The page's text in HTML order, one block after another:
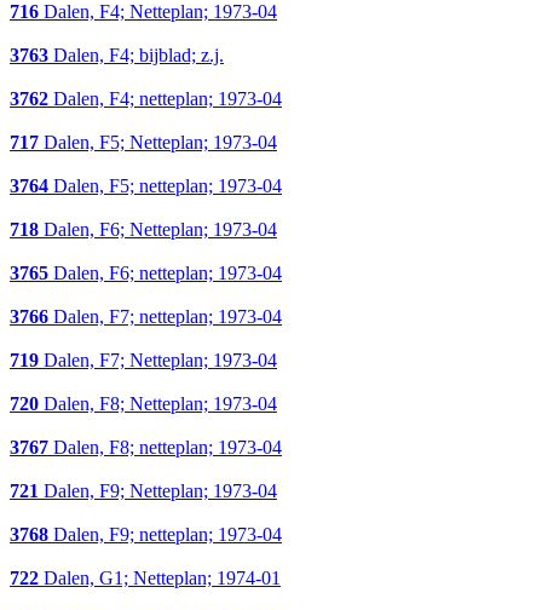
716 Dalen, F4; Netteplan; 1973-04
3763 Dalen, F4; bijblad; z.j.
3762 Dalen, F4; netteplan; 1973-04
717 Dalen, F5; Netteplan; 1973-04
3764 Dalen, F5; netteplan; 1973-04
718 Dalen, F6; Netteplan; 1973-04
3765 Dalen, F6; netteplan; 1973-04
3766 Dalen, F7; netteplan; 1973-04
719 Dalen, F7; Netteplan; 1973-04
720 Dalen, F8; Netteplan; 1973-04
3767 Dalen, F8; netteplan; 1973-04
721 Dalen, F9; Netteplan; 1973-04
3768 Dalen, F9; netteplan; 1973-04
722 Dalen, G1; Netteplan; 1974-01